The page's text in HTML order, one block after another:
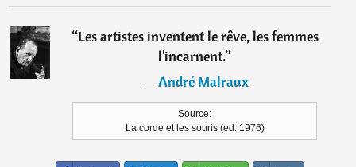
“Les artistes inventent le rêve, les femmes
l'incarnent.”
―André Malraux
Source:
La corde et les souris (ed. 1976)